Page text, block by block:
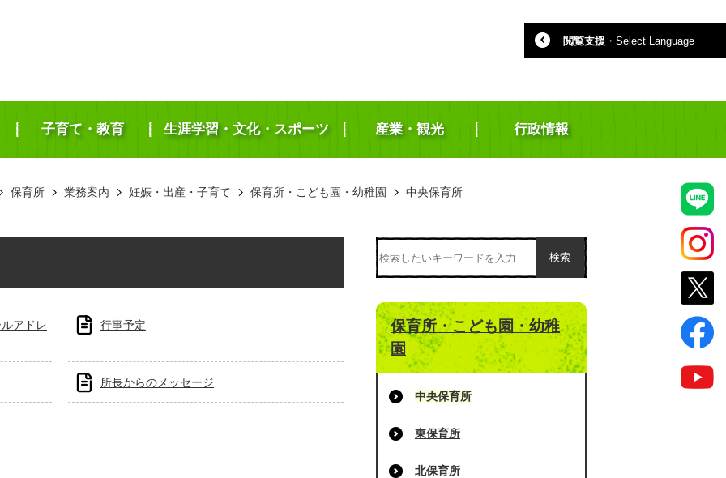
閲覧支援 ・ Select Language
子育て・教育 生涯学習・文化・スポーツ 産業・観光 行政情報
保育所 業務案内 妊娠・出産・子育て 保育所・こども園・幼稚園 中央保育所
アドレ 行事予定
所長からのメッセージ
検索
保育所・こども園・幼稚
園
中央保育所
東保育所
北保育所